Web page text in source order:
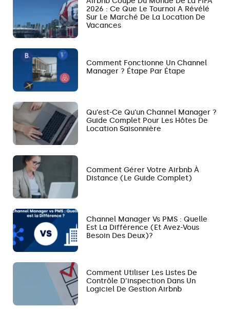
2026 : Ce Que Le Tournoi A Révélé
Sur Le Marché De La Location De
Vacances
Comment Fonctionne Un Channel
Manager ? Étape Par Étape
Qu’est-Ce Qu’un Channel Manager ?
Guide Complet Pour Les Hôtes De
Location Saisonnière
Comment Gérer Votre Airbnb À
Distance (le Guide Complet)
Channel Manager Vs PMS : Quelle
Est La Différence (et Avez-Vous
Besoin Des Deux)?
Comment Utiliser Les Listes De
Contrôle D’inspection Dans Un
Logiciel De Gestion Airbnb